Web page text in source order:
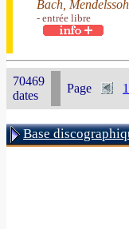
Bach,
- entrée libre
70469
dates
Page 1
Base